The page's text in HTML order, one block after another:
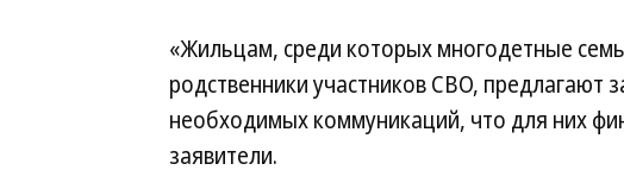
«Жильцам, среди которых многодетные
родственники участников СВО, предлагают
необходимых коммуникаций, что для них
заявители.